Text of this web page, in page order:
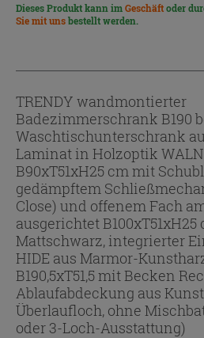
Dieses Produkt kann imGeschäftoder
Sie mit unsbestellt werden.
TRENDY wandmontierter
Badezimmerschrank B190
Waschtischunterschrank
Laminat in Holzoptik
B90xT51xH25 cm mit
gedämpftem
Close) und offenem Fach
ausgerichtet B100xT51xH25
Mattschwarz, integrierter
HIDE aus Marmor-
B190,5xT51,5 mit Becken
Ablaufabdeckung aus
Überlaufloch, ohne
oder 3-Loch-Ausstattung)